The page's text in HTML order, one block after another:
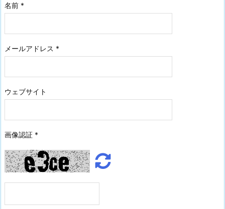
名前 *
メールアドレス *
ウェブサイト
画像認証 *